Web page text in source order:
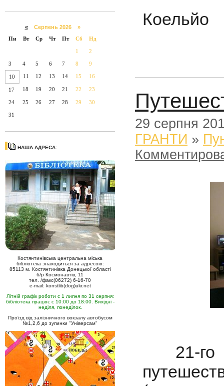
«Серпень 2026 »
Пн
Вт Ср Чт Пт Сб Нд
1 2
3 4 5 6 7 8 9
10 11 12 13 14 15 16
17 18 19 20 21 22 23
24 25 26 27 28 29 30
31
НАША АДРЕСА:
Костянтинівська центральна міська
бібліотека знаходиться за адресою:
85113 м. Костянтинівка Донецької області
б/р Космонавтів, 11
тел. /факс(06272) 6-16-70
e-mail: konstlib(dog)ukr.net
Літній графік роботи с 1 липня по 31 серпня:
бібліотека працює с 10:00 до 18:00. Вихідні -
неділя, понеділок.
Проїзд від залізничного вокзалу автобусом
№1,2,6 до зупинки "Універсам"
Коельйо
29 серпня
ГРАНТИ »
21-го